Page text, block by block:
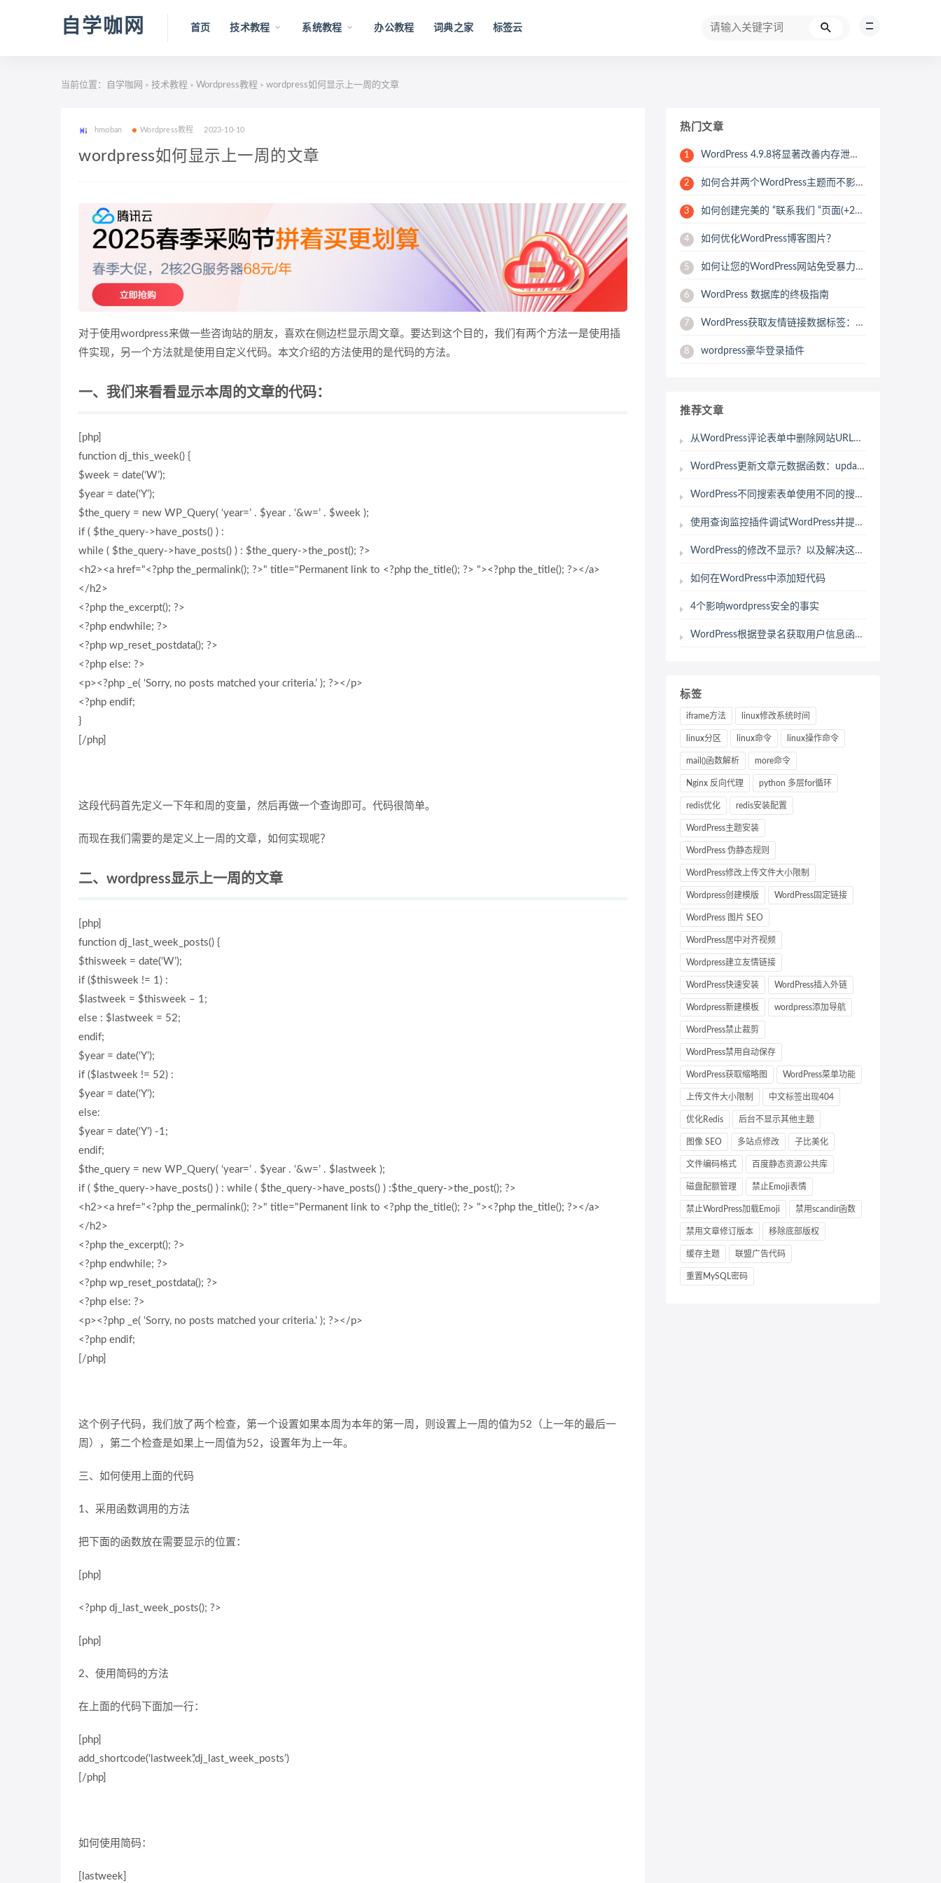
自学咖网 首页 技术教程 系统教程 办公教程 词典之家 标签云
当前位置： 自学咖网 > 技术教程 > Wordpress教程 > wordpress如何显示上一周的文章
hmoban Wordpress教程 2023-10-10
wordpress如何显示上一周的文章
对于使用wordpress来做一些咨询站的朋友，喜欢在侧边栏显示周文章。要达到这个目的，我们有两个方法一是使用插
件实现，另一个方法就是使用自定义代码。本文介绍的方法使用的是代码的方法。
一、我们来看看显示本周的文章的代码：
[php]
function dj_this_week() {
$week = date(‘W’);
$year = date(‘Y’);
$the_query = new WP_Query( ‘year=’ . $year . ‘&w=’ . $week );
if ( $the_query->have_posts() ) :
while ( $the_query->have_posts() ) : $the_query->the_post(); ?>
<h2><a href="<?php the_permalink(); ?>" title="Permanent link to <?php the_title(); ?> "><?php the_title(); ?></a>
</h2>
<?php the_excerpt(); ?>
<?php endwhile; ?>
<?php wp_reset_postdata(); ?>
<?php else: ?>
<p><?php _e( ‘Sorry, no posts matched your criteria.’ ); ?></p>
<?php endif;
}
[/php]
这段代码首先定义一下年和周的变量，然后再做一个查询即可。代码很简单。
而现在我们需要的是定义上一周的文章，如何实现呢？
二、wordpress显示上一周的文章
[php]
function dj_last_week_posts() {
$thisweek = date(‘W’);
if ($thisweek != 1) :
$lastweek = $thisweek – 1;
else : $lastweek = 52;
endif;
$year = date(‘Y’);
if ($lastweek != 52) :
$year = date(‘Y’);
else:
$year = date(‘Y’) -1;
endif;
$the_query = new WP_Query( ‘year=’ . $year . ‘&w=’ . $lastweek );
if ( $the_query->have_posts() ) : while ( $the_query->have_posts() ) :$the_query->the_post(); ?>
<h2><a href="<?php the_permalink(); ?>" title="Permanent link to <?php the_title(); ?> "><?php the_title(); ?></a>
</h2>
<?php the_excerpt(); ?>
<?php endwhile; ?>
<?php wp_reset_postdata(); ?>
<?php else: ?>
<p><?php _e( ‘Sorry, no posts matched your criteria.’ ); ?></p>
<?php endif;
[/php]
这个例子代码，我们放了两个检查，第一个设置如果本周为本年的第一周，则设置上一周的值为52（上一年的最后一
周），第二个检查是如果上一周值为52，设置年为上一年。
三、如何使用上面的代码
1、采用函数调用的方法
把下面的函数放在需要显示的位置：
[php]
<?php dj_last_week_posts(); ?>
[php]
2、使用简码的方法
在上面的代码下面加一行：
[php]
add_shortcode(‘lastweek’,’dj_last_week_posts’)
[/php]
如何使用简码：
[lastweek]
热门文章
1 WordPress 4.9.8将显著改善内存泄漏问题
2 如何合并两个WordPress主题而不影响SEO
3 如何创建完美的 “联系我们 “页面(+25个例子)
4 如何优化WordPress博客图片？
5 如何让您的WordPress网站免受暴力攻击
6 WordPress 数据库的终极指南
7 WordPress获取友情链接数据标签：get_bookmarks
8 wordpress豪华登录插件
推荐文章
从WordPress评论表单中删除网站URL的6种方法
WordPress更新文章元数据函数：update_post_meta
WordPress不同搜索表单使用不同的搜索结果页
使用查询监控插件调试WordPress并提高网站性能
WordPress的修改不显示？以及解决这个问题的三种最常见的方法。
如何在WordPress中添加短代码
4个影响wordpress安全的事实
WordPress根据登录名获取用户信息函数：get_userdatabylogin
标签
iframe方法 linux修改系统时间
linux分区 linux命令 linux操作命令
mail()函数解析 more命令
Nginx 反向代理 python 多层for循环
redis优化 redis安装配置
WordPress主题安装
WordPress 伪静态规则
WordPress修改上传文件大小限制
Wordpress创建模版 WordPress固定链接
WordPress 图片 SEO
WordPress居中对齐视频
Wordpress建立友情链接
WordPress快速安装 WordPress插入外链
Wordpress新建模板 wordpress添加导航
WordPress禁止裁剪
WordPress禁用自动保存
WordPress获取缩略图 WordPress菜单功能
上传文件大小限制 中文标签出现404
优化Redis 后台不显示其他主题
图像 SEO 多站点修改 子比美化
文件编码格式 百度静态资源公共库
磁盘配额管理 禁止Emoji表情
禁止WordPress加载Emoji 禁用scandir函数
禁用文章修订版本 移除底部版权
缓存主题 联盟广告代码
重置MySQL密码